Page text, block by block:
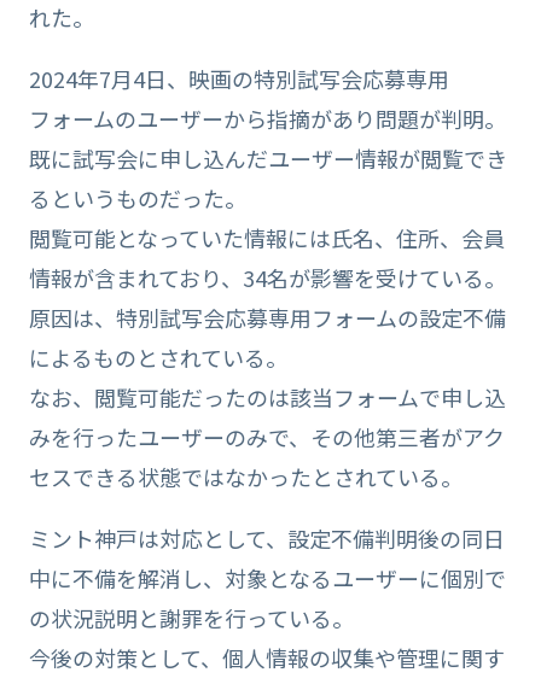
れた。
2024年7月4日、映画の特別試写会応募専用
フォームのユーザーから指摘があり問題が判明。
既に試写会に申し込んだユーザー情報が閲覧でき
るというものだった。
閲覧可能となっていた情報には氏名、住所、会員
情報が含まれており、34名が影響を受けている。
原因は、特別試写会応募専用フォームの設定不備
によるものとされている。
なお、閲覧可能だったのは該当フォームで申し込
みを行ったユーザーのみで、その他第三者がアク
セスできる状態ではなかったとされている。
ミント神戸は対応として、設定不備判明後の同日
中に不備を解消し、対象となるユーザーに個別で
の状況説明と謝罪を行っている。
今後の対策として、個人情報の収集や管理に関す